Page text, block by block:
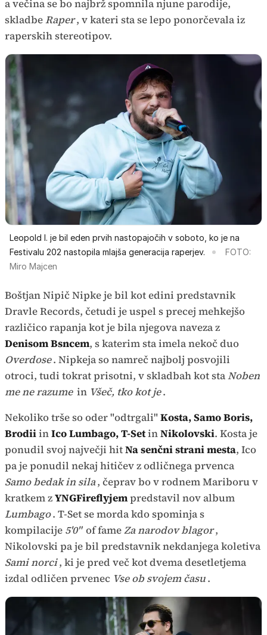
a večina se bo najbrž spomnila njune parodije,
skladbeRaper, v kateri sta se lepo ponorčevala iz
raperskih stereotipov.
Leopold I. je bil eden prvih nastopajočih v soboto, ko je na
Festivalu 202 nastopila mlajša generacija raperjev.
FOTO:
Miro Majcen
Boštjan Nipič Nipke je bil kot edini predstavnik
Dravle Records, četudi je uspel s precej mehkejšo
različico rapanja kot je bila njegova naveza z
Denisom Bsncem, s katerim sta imela nekoč duo
Overdose. Nipkeja so namreč najbolj posvojili
otroci, tudi tokrat prisotni, v skladbah kot staNoben
me ne razume in Všeč, tko kot je.
Nekoliko trše so oder "odtrgali"Kosta, Samo Boris,
BrodiiinIco Lumbago, T-SetinNikolovski. Kosta je
ponudil svoj največji hitNa senčni strani mesta, Ico
pa je ponudil nekaj hitičev z odličnega prvenca
Samo bedak in sila, čeprav bo v rodnem Mariboru v
kratkem zYNGFireflyjempredstavil nov album
Lumbago. T-Set se morda kdo spominja s
kompilacije 5'0" of fameZa narodov blagor,
Nikolovski pa je bil predstavnik nekdanjega koletiva
Sami norci, ki je pred več kot dvema desetletjema
izdal odličen prvenec Vse ob svojem času.